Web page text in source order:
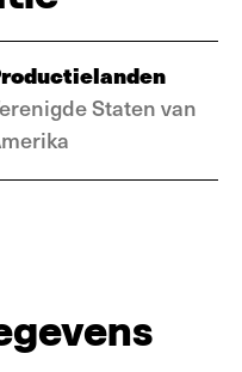
Staten van